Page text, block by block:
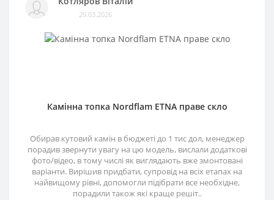
29.03.2026
Камінна топка Nordflam ETNA праве скло
Обирав кутовий камін в бюджеті до 1 тис дол, менеджер
порадив звернути увагу на цю модель, вислали додаткові
фото/відео, в тому числі як виглядають вже змонтовані
варіанти. Вирішив придбати, супровід на всіх етапах на
найвищому рівні, допомогли підібрати все необхідне,
порадили також які краще решіт..